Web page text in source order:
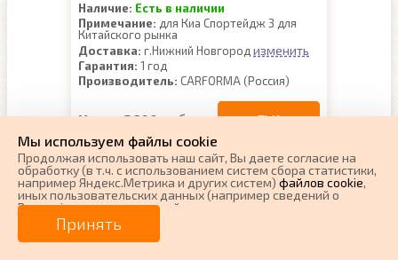
Наличие: Есть в наличии
Примечание: для Киа Спортейдж 3 для
Китайского рынка
Доставка: г.Нижний Новгород изменить
Гарантия: 1 год
Производитель: CARFORMA (Россия)
Цена:2600 руб. EVA
Цена:4300 руб. Ворсовые
Мы используем файлы cookie
Продолжая использовать наш cайт, Вы даете согласие на
обработку (в т.ч. с использованием систем сбора статистики,
например Яндекс.Метрика и других систем) файлов cookie,
иных пользовательских данных (например сведений о
Вашем ip-адресе, сведений о местоположении, типе
устройства, времени посещения страницы, сведений о
ресурсах сети Интернет, с которых были совершены
переходы на наш сайт, сведения о Ваших действиях на сайте
Принять